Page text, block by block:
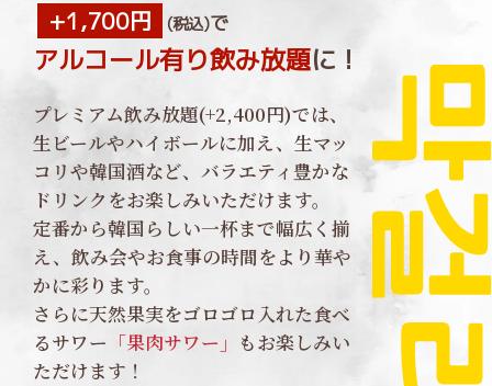
+1,700円 (税込)で
アルコール有り飲み放題に！
プレミアム飲み放題(+2,400円)では、
生ビールやハイボールに加え、生マッ
コリや韓国酒など、バラエティ豊かな
ドリンクをお楽しみいただけます。
定番から韓国らしい一杯まで幅広く揃
え、飲み会やお食事の時間をより華や
かに彩ります。
さらに天然果実をゴロゴロ入れた食べ
るサワー 「果肉サワー」 もお楽しみい
ただけます！